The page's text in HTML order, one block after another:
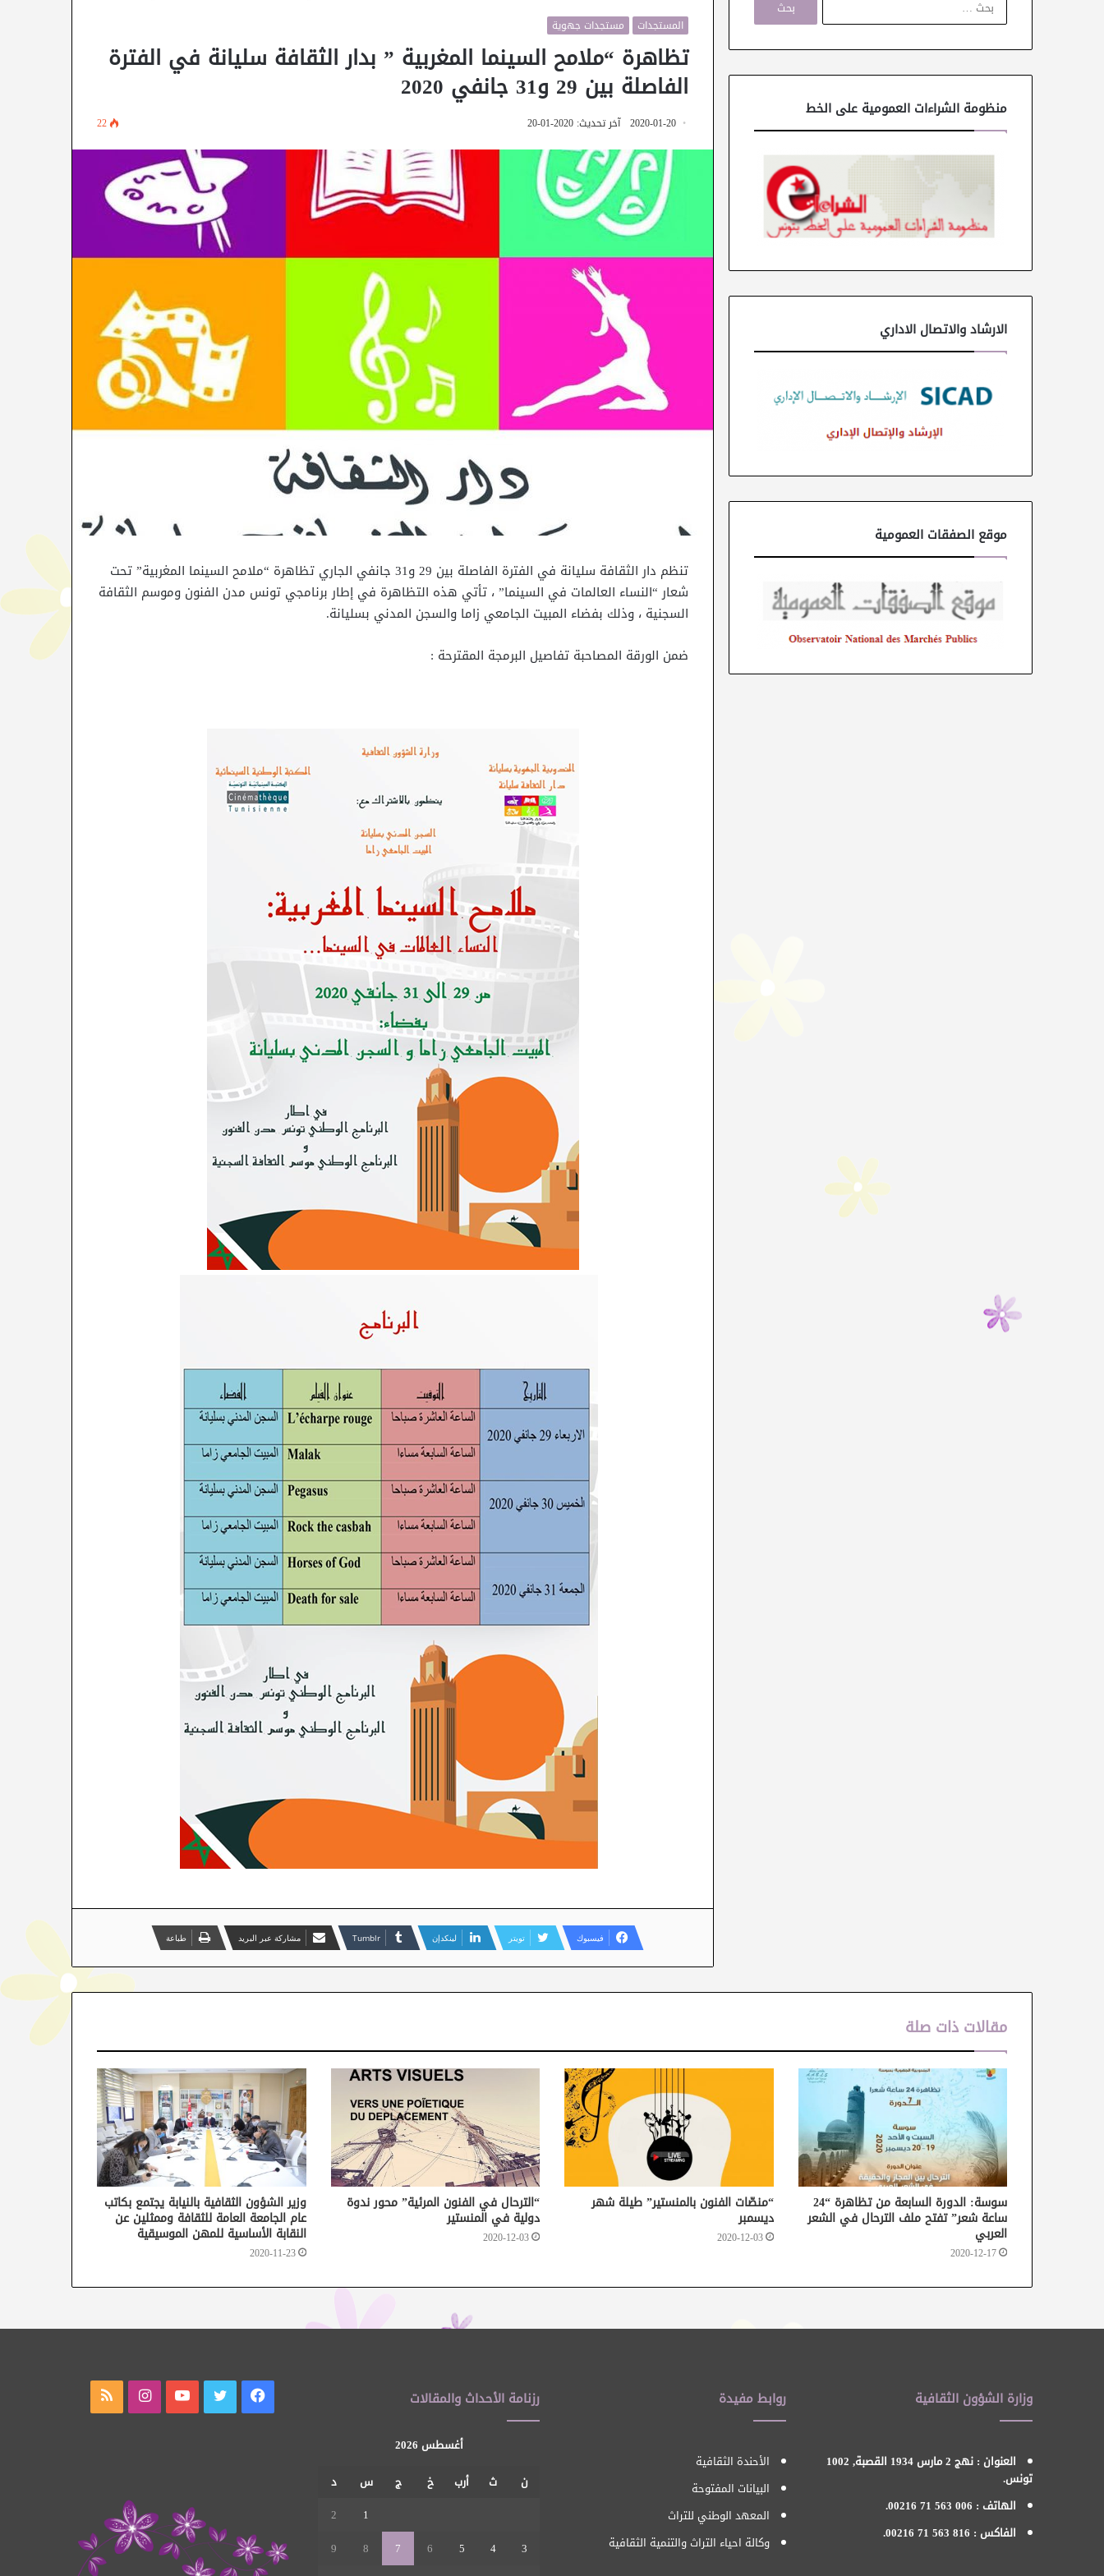
المستجدات مستجدات جهوية
تظاهرة “ملامح السينما المغربية ” بدار الثقافة سليانة في الفترة
الفاصلة بين 29 و31 جانفي 2020
2020-01-20 آخر تحديث: 2020-01-20 22
تنظم دار الثقافة سليانة في الفترة الفاصلة بين 29 و31 جانفي الجاري تظاهرة “ملامح السينما المغربية” تحت
شعار “النساء العالمات في السينما” ، تأتي هذه التظاهرة في إطار برنامجي تونس مدن الفنون وموسم الثقافة
السجنية ، وذلك بفضاء المبيت الجامعي زاما والسجن المدني بسليانة.
ضمن الورقة المصاحبة تفاصيل البرمجة المقترحة :
فيسبوك تويتر لينكدإن مشاركة عبر البريد طباعة
ح
ن
منظومة الشراءات العمومية على الخط
الارشاد والاتصال الاداري
موقع الصفقات العمومية
مقالات ذات صلة
سوسة: الدورة السابعة من تظاهرة “24
ساعة شعر” تفتح ملف الترحال في الشعر
العربي
2020-12-17
“منصّات الفنون بالمنستير” طيلة شهر
ديسمبر
2020-12-03
“الترحال في الفنون المرئية” محور ندوة
دولية في المنستير
2020-12-03
وزير الشؤون الثقافية بالنيابة يجتمع بكاتب
عام الجامعة العامة للثقافة وممثلين عن
النقابة الأساسية للمهن الموسيقية
2020-11-23
وزارة الشؤون الثقافية
العنوان : نهج 2 مارس 1934 القصبة, 1002
تونس.
الهاتف : 006 563 71 00216.
الفاكس : 816 563 71 00216.
روابط مفيدة
الأحندة الثقافية
البيانات المفتوحة
المعهد الوطني للتراث
وكالة احياء التراث والتنمية الثقافية
رزنامة الأحداث والمقالات
أغسطس 2026
ن
ث أرب خ ج س
د
1
2
3
4
5
6
7
8
9
فيسبوك تويتر يوتيوب انستقرام